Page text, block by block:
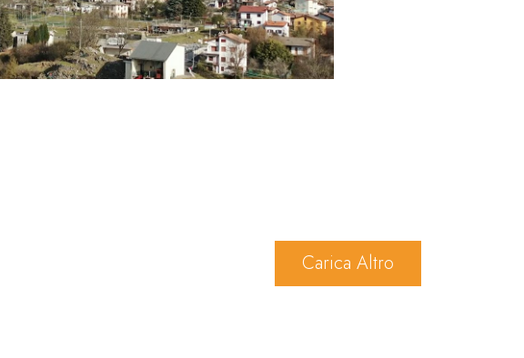
Carica Altro